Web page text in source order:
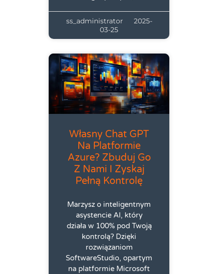
ss_administrator
2025-
03-25
Własny Chat GPT
Na Platformie
Azure? Zbuduj Go
Z Nami I Zyskaj
Pełną Kontrolę
Marzysz o inteligentnym
asystencie AI, który
działa w 100% pod Twoją
kontrolą? Dzięki
rozwiązaniom
SoftwareStudio, opartym
na platformie Microsoft